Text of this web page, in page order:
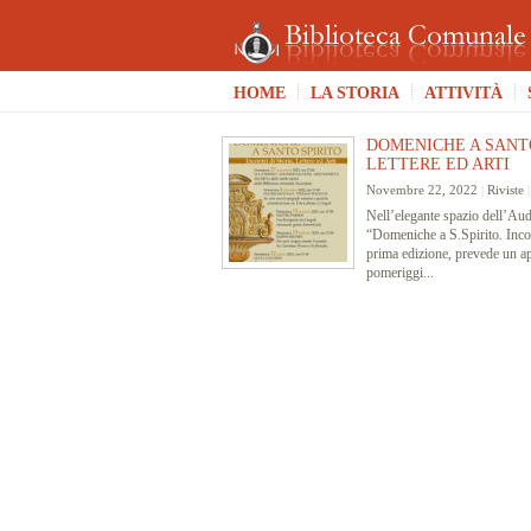
HOME LA STORIA ATTIVITÀ
DOMENICHE A
LETTERE ED ARTI
Novembre 22, 2022 Riviste
Nell’elegante spazio
“Domeniche a S.Spirito.
prima edizione, prevede un
pomeriggi...